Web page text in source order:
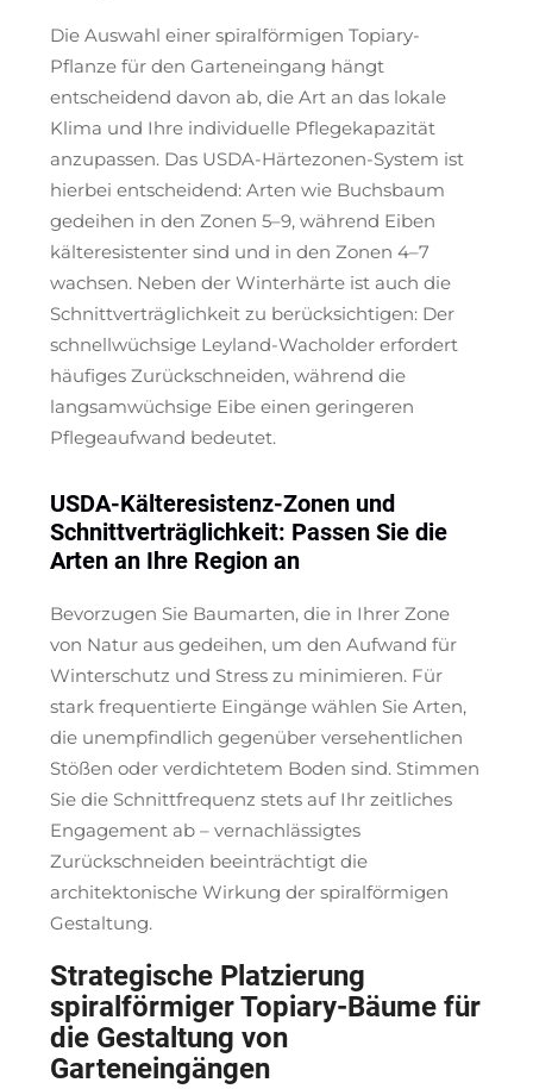
Die Auswahl einer spiralförmigen Topiary-
Pflanze für den Garteneingang hängt
entscheidend davon ab, die Art an das lokale
Klima und Ihre individuelle Pflegekapazität
anzupassen. Das USDA-Härtezonen-System ist
hierbei entscheidend: Arten wie Buchsbaum
gedeihen in den Zonen 5–9, während Eiben
kälteresistenter sind und in den Zonen 4–7
wachsen. Neben der Winterhärte ist auch die
Schnittverträglichkeit zu berücksichtigen: Der
schnellwüchsige Leyland-Wacholder erfordert
häufiges Zurückschneiden, während die
langsamwüchsige Eibe einen geringeren
Pflegeaufwand bedeutet.
USDA-Kälteresistenz-Zonen und
Schnittverträglichkeit: Passen Sie die
Arten an Ihre Region an
Bevorzugen Sie Baumarten, die in Ihrer Zone
von Natur aus gedeihen, um den Aufwand für
Winterschutz und Stress zu minimieren. Für
stark frequentierte Eingänge wählen Sie Arten,
die unempfindlich gegenüber versehentlichen
Stößen oder verdichtetem Boden sind. Stimmen
Sie die Schnittfrequenz stets auf Ihr zeitliches
Engagement ab – vernachlässigtes
Zurückschneiden beeinträchtigt die
architektonische Wirkung der spiralförmigen
Gestaltung.
Strategische Platzierung
spiralförmiger Topiary-Bäume für
die Gestaltung von
Garteneingängen